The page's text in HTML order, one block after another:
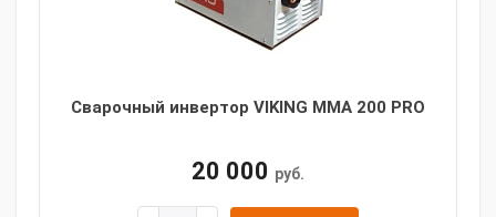
Сварочный инвертор VIKING ММА 200 PRO
20 000 руб.